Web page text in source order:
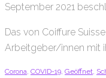
September 2021
Das von Coiffure
Arbeitgeber/innen mit
Corona COVID-19 Geöffnet